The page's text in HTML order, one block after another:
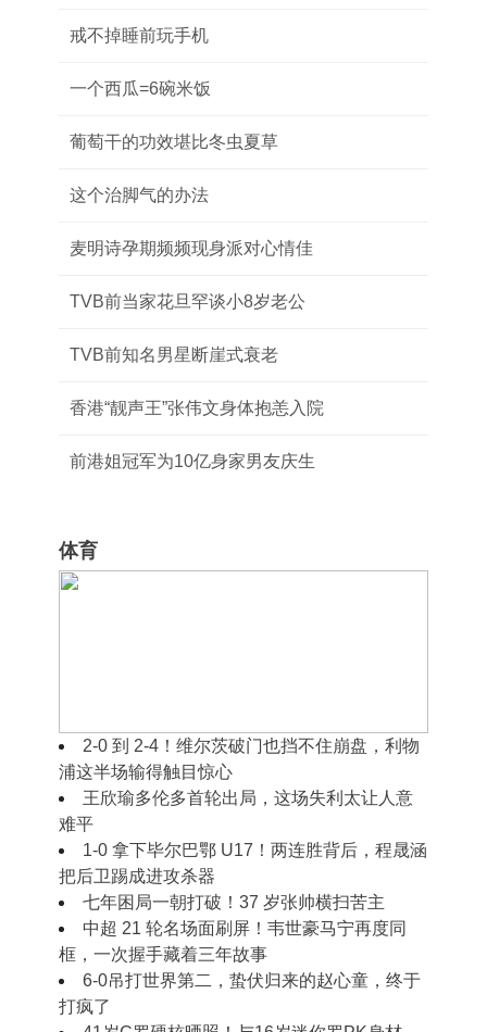
戒不掉睡前玩手机
一个西瓜=6碗米饭
葡萄干的功效堪比冬虫夏草
这个治脚气的办法
麦明诗孕期频频现身派对心情佳
TVB前当家花旦罕谈小8岁老公
TVB前知名男星断崖式衰老
香港“靓声王”张伟文身体抱恙入院
前港姐冠军为10亿身家男友庆生
体育
2‑0 到 2‑4！维尔茨破门也挡不住崩盘，利物
浦这半场输得触目惊心
王欣瑜多伦多首轮出局，这场失利太让人意
难平
1‑0 拿下毕尔巴鄂 U17！两连胜背后，程晟涵
把后卫踢成进攻杀器
七年困局一朝打破！37 岁张帅横扫苦主
中超 21 轮名场面刷屏！韦世豪马宁再度同
框，一次握手藏着三年故事
6-0吊打世界第二，蛰伏归来的赵心童，终于
打疯了